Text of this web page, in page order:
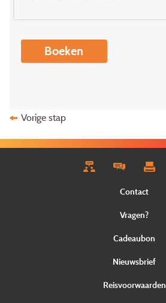
Boeken
Vorige stap
Contact
Vragen?
Cadeaubon
Nieuwsbrief
Reisvoorwaarden